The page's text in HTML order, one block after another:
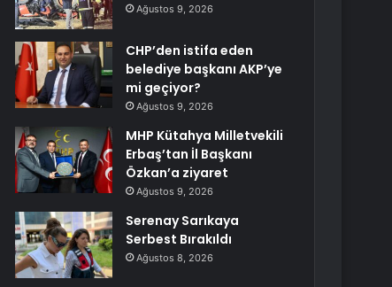
Ağustos 9, 2026
CHP’den istifa eden
belediye başkanı AKP’ye
mi geçiyor?
Ağustos 9, 2026
MHP Kütahya Milletvekili
Erbaş’tan İl Başkanı
Özkan’a ziyaret
Ağustos 9, 2026
Serenay Sarıkaya
Serbest Bırakıldı
Ağustos 8, 2026